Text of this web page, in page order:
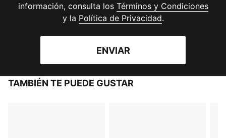
información, consulta los Términos y Condiciones(
y la Política de Privacidad(.
ENVIAR
TAMBIÉN TE PUEDE GUSTAR